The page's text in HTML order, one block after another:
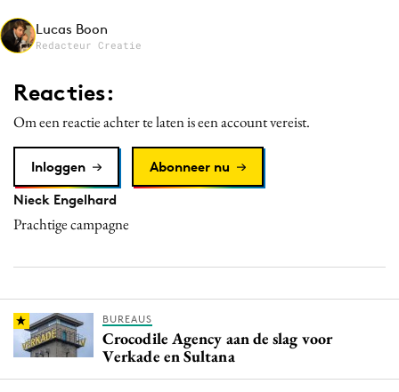
Media
Merkstrategie
Programmatic
Purpose Marketing
Reputatie & crisis
Lucas Boon
Redacteur Creatie
Reacties:
Om een reactie achter te laten is een account vereist.
Inloggen
Abonneer nu
Nieck Engelhard
Prachtige campagne
BUREAUS
Crocodile Agency aan de slag voor
Verkade en Sultana